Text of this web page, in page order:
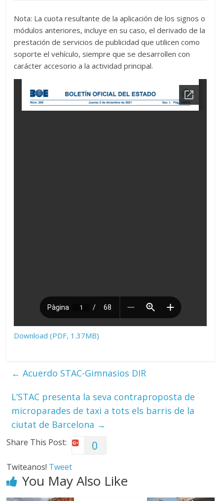
Nota: La cuota resultante de la aplicación de los signos o
módulos anteriores, incluye en su caso, el derivado de la
prestación de servicios de publicidad que utilicen como
soporte el vehículo, siempre que se desarrollen con
carácter accesorio a la actividad principal.
Download (PDF, 1.37MB)
← Acuerdo STAC-Gimnasios DIR
L’STAC presenta la seva contraproposta de
microparades de taxi a tots els barris de la
ciutat de Barcelona →
Share This Post: 0
Twiteanos! Tweet
You May Also Like